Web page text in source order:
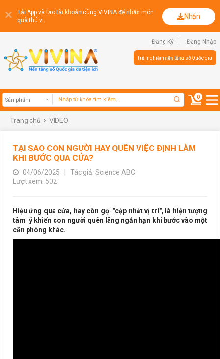
Tải App và tạo tài khoản cùng VIVINA để nhận món
quà thú vị.
Nhận
Đăng Ký Đăng Nhập
Trải nghiệm nền tảng số Quốc gia
Sản phẩm
0
Trang chủ VIDEO
TẠI SAO CON NGƯỜI HAY QUÊN VIỆC ĐỊNH LÀM
KHI BƯỚC QUA CỬA?
04/06/2025
Tác giả: Science ABC
Lượt xem: 502
Hiệu ứng qua cửa, hay còn gọi "cập nhật vị trí", là hiện tượng
tâm lý khiến con người quên lãng ngắn hạn khi bước vào một
căn phòng khác.